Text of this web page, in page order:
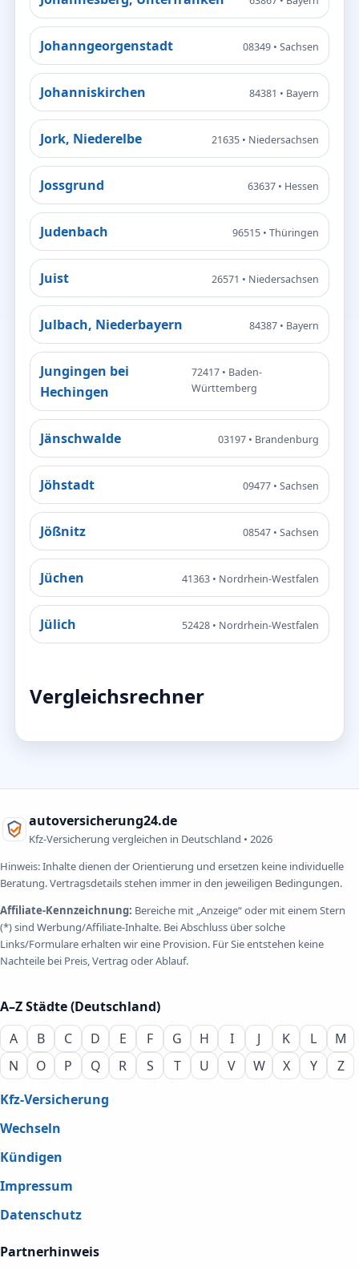
Johanngeorgenstadt 08349 • Sachsen
Johanniskirchen 84381 • Bayern
Jork, Niederelbe 21635 • Niedersachsen
Jossgrund 63637 • Hessen
Judenbach 96515 • Thüringen
Juist 26571 • Niedersachsen
Julbach, Niederbayern 84387 • Bayern
Jungingen bei
Hechingen
72417 • Baden-
Württemberg
Jänschwalde 03197 • Brandenburg
Jöhstadt 09477 • Sachsen
Jößnitz 08547 • Sachsen
Jüchen 41363 • Nordrhein-Westfalen
Jülich 52428 • Nordrhein-Westfalen
Vergleichsrechner
autoversicherung24.de
Kfz-Versicherung vergleichen in Deutschland • 2026
Hinweis: Inhalte dienen der Orientierung und ersetzen keine individuelle
Beratung. Vertragsdetails stehen immer in den jeweiligen Bedingungen.
Affiliate-Kennzeichnung: Bereiche mit „Anzeige“ oder mit einem Stern
(*) sind Werbung/Affiliate-Inhalte. Bei Abschluss über solche
Links/Formulare erhalten wir eine Provision. Für Sie entstehen keine
Nachteile bei Preis, Vertrag oder Ablauf.
A–Z Städte (Deutschland)
A
B C D E F G H I J K L
M
N
O P Q R S T U V W X Y
Z
Kfz-Versicherung
Wechseln
Kündigen
Impressum
Datenschutz
Partnerhinweis